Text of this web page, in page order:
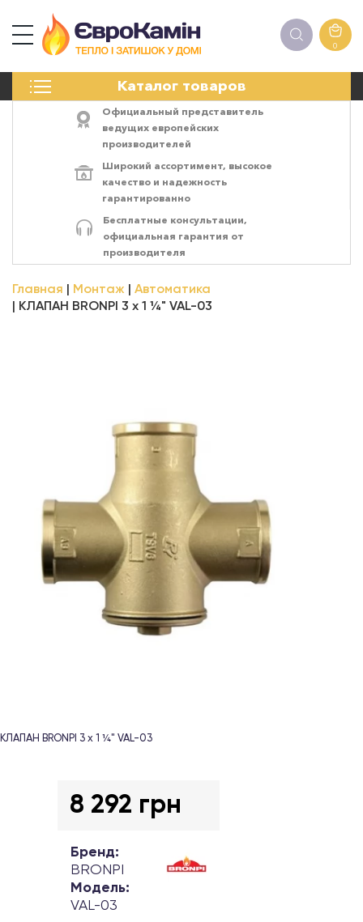
0
Каталог товаров
ПЕЧИ
ЭЛЕКТРОКАМИН
АКСЕССУАРЫ
ЭНЕРГОСИСТЕМЫ
Официальный представитель
ведущих европейских
производителей
Широкий ассортимент, высокое
качество и надежность
гарантированно
Бесплатные консультации,
официальная гарантия от
производителя
Главная Монтаж
Автоматика
КЛАПАН BRONPI 3 x 1 ¼" VAL-03
КЛАПАН BRONPI 3 x 1 ¼" VAL-03
8 292 грн
Бренд:
BRONPI
Модель:
VAL-03